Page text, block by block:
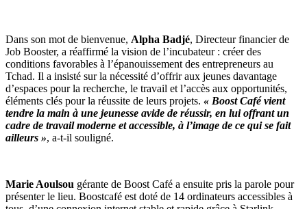
Dans son mot de bienvenue, Alpha Badjé, Directeur financier de
Job Booster, a réaffirmé la vision de l’incubateur : créer des
conditions favorables à l’épanouissement des entrepreneurs au
Tchad. Il a insisté sur la nécessité d’offrir aux jeunes davantage
d’espaces pour la recherche, le travail et l’accès aux opportunités,
éléments clés pour la réussite de leurs projets. « Boost Café vient
tendre la main à une jeunesse avide de réussir, en lui offrant un
cadre de travail moderne et accessible, à l’image de ce qui se fait
ailleurs », a-t-il souligné.
Marie Aoulsou gérante de Boost Café a ensuite pris la parole pour
présenter le lieu. Boostcafé est doté de 14 ordinateurs accessibles à